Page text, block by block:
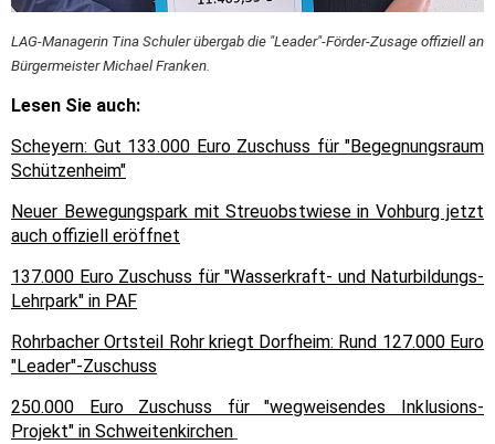
LAG-Managerin Tina Schuler übergab die "Leader"-Förder-Zusage offiziell an
Bürgermeister Michael Franken.
Lesen Sie auch:
Scheyern: Gut 133.000 Euro Zuschuss für "Begegnungsraum
Schützenheim"
Neuer Bewegungspark mit Streuobstwiese in Vohburg jetzt
auch offiziell eröffnet
137.000 Euro Zuschuss für "Wasserkraft- und Naturbildungs-
Lehrpark" in PAF
Rohrbacher Ortsteil Rohr kriegt Dorfheim: Rund 127.000 Euro
"Leader"-Zuschuss
250.000 Euro Zuschuss für "wegweisendes Inklusions-
Projekt" in Schweitenkirchen